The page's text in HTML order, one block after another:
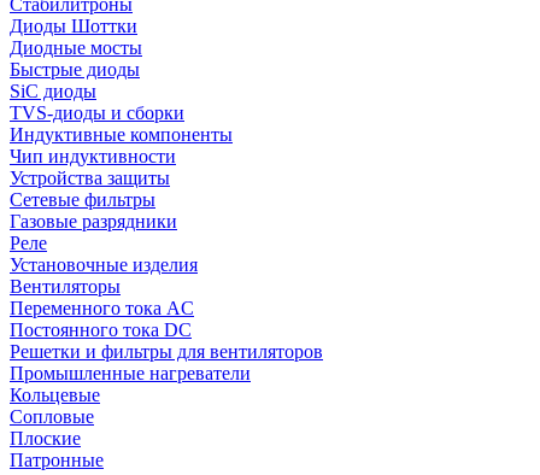
Стабилитроны
Диоды Шоттки
Диодные мосты
Быстрые диоды
SiC диоды
TVS-диоды и сборки
Индуктивные компоненты
Чип индуктивности
Устройства защиты
Сетевые фильтры
Газовые разрядники
Реле
Установочные изделия
Вентиляторы
Переменного тока AC
Постоянного тока DC
Решетки и фильтры для вентиляторов
Промышленные нагреватели
Кольцевые
Сопловые
Плоские
Патронные